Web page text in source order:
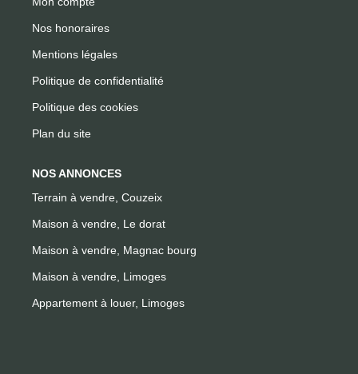
Nos honoraires
Mentions légales
Politique de confidentialité
Politique des cookies
Plan du site
NOS ANNONCES
Terrain à vendre, Couzeix
Maison à vendre, Le dorat
Maison à vendre, Magnac bourg
Maison à vendre, Limoges
Appartement à louer, Limoges